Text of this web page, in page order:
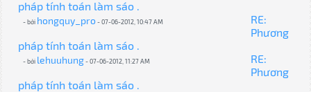
pháp tính toán làm sáo .
- bởi hongquy_pro- 07-06-2012, 10:47 AM
RE:
Phương
pháp tính toán làm sáo .
- bởi lehuuhung- 07-06-2012, 11:27 AM
RE:
Phương
pháp tính toán làm sáo .